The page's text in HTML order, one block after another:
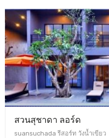
สวนสุชาดา ลอร์ด
suansuchada รีสอร์ท วังน้ำเขียว